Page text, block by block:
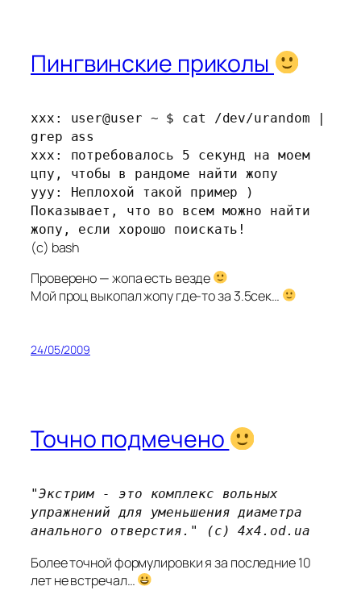
Пингвинские приколы
xxx: user@user ~ $ cat /dev/urandom |
grep ass
xxx: потребовалось 5 секунд на моем
цпу, чтобы в рандоме найти жопу
yyy: Неплохой такой пример )
Показывает, что во всем можно найти
жопу, если хорошо поискать!
(c) bash
Проверено — жопа есть везде
Мой проц выкопал жопу где-то за 3.5сек…
24/05/2009
Точно подмечено
"Экстрим - это комплекс вольных
упражнений для уменьшения диаметра
анального отверстия." (с) 4x4.od.ua
Более точной формулировки я за последние 10
лет не встречал…